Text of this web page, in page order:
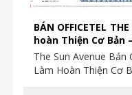
BÁN OFFICETEL
hoàn Thiện Cơ Bản
The Sun Avenue
Làm Hoàn Thiện Cơ